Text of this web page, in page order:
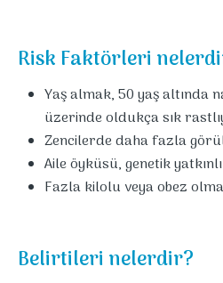
Risk Faktörleri
Yaş almak, 50 yaş altında
üzerinde oldukça sık
Zencilerde daha fazla
Aile öyküsü, genetik
Fazla kilolu veya obez
Belirtileri nelerdir?